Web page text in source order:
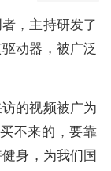
，主持研发了
动器，被广泛
的视频被广为
不来的，要靠
身，为我们国